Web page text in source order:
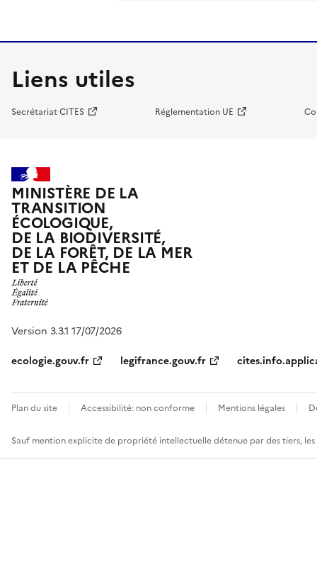
Liens utiles
Secrétariat CITES Réglementation UE
MINISTÈRE DE LA
TRANSITION
ÉCOLOGIQUE,
DE LA BIODIVERSITÉ,
DE LA FORÊT, DE LA MER
ET DE LA PÊCHE
Version 3.3.1 17/07/2026
ecologie.gouv.fr
legifrance.gouv.fr
Plan du site Accessibilité: non conforme Mentions légales
Sauf mention explicite de propriété intellectuelle détenue par des tiers,